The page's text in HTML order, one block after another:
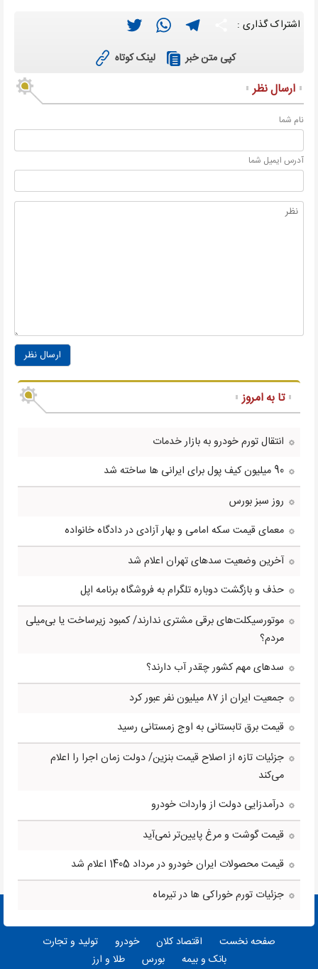
اشتراک گذاری : Twitter
WhatsAppTelegram
کپی متن خبر لینک کوتاه
ارسال نظر
نام شما
آدرس ايميل شما
ارسال نظر
تا به امروز
انتقال تورم خودرو به بازار خدمات
90 میلیون کیف پول برای ایرانی ها ساخته شد
روز سبز بورس
معمای قیمت سکه امامی و بهار آزادی در دادگاه خانواده
آخرین وضعیت سدهای تهران اعلام شد
حذف و بازگشت دوباره تلگرام به فروشگاه برنامه اپل
موتورسیکلت‌های برقی مشتری ندارند/ کمبود زیرساخت یا بی‌میلی
مردم؟
سدهای مهم کشور چقدر آب دارند؟
جمعیت ایران از ۸۷ میلیون نفر عبور کرد
قیمت برق تابستانی به اوج زمستانی رسید
جزئیات تازه از اصلاح قیمت بنزین/ دولت زمان اجرا را اعلام
می‌کند
درآمدزایی دولت از واردات خودرو
قیمت گوشت و مرغ پایین‌تر نمی‌آید
قیمت محصولات ایران خودرو در مرداد 1405 اعلام شد
جزئیات تورم خوراکی ها در تیرماه
صفحه نخست اقتصاد کلان خودرو
تولید و تجارت
بانک و بیمه
بورس طلا و ارز